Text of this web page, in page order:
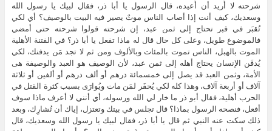
شرحته لا أُريد أن أُعيده، قال الرسول يا أبا ذر، فقال لبيك يا رسول الله
وسعديك، كيف أنت إذا أصاب الناس موتٌ يصير فيه البيت بالوصيف؟ أي لكي
تُقبَر في قبر تحتاج إلى ثمن عبد، إن شرحته قولوا شرحته حتى أمضي
فالموضوع طويل، وعلى كل حال قال له ماذا تفعل يا أبا ذر؟ في الفتنة الأهلية
الموت بالهبل، الناس تموت بالمئات وبالألوف ومن ثم لا تجد مَن يدفنك، لكي
يُدفَن الإنسان يحتاج أهله إلى ثمن عبد، لأن الوصيف هو العبد والوصيفة هى
الأمة، وثمن العبد قد يصل إلى خمسمائة درهم أو ألف درهم أو ألفين أو ثلاثة
آلاف أو أربعة آلاف، وهذا كله لكي يُحفَر لمَن مات ويُوارَى بسبب كثرة القتل في
الحرب أهلية، فقال أبو ذر ما خار لي الله ورسوله، أي أنني لا أعرف ماذا سوف
أفعل، فنصحه الرسول بماذا؟ قال تجلس في بيتك وتعتزل، إياك أن تُشارِك، وبعد
ذلك سكت عنه النبي ثم قال يا أبا ذر، فقال لبيك يا رسول الله وسعديك، قال